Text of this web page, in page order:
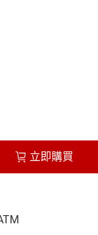
立即購買